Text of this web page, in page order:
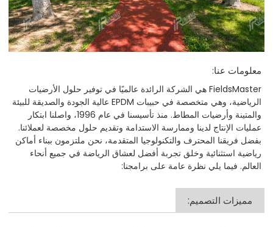
معلومات عنا:
FieldsMaster هي الشركة الرائدة عالميًا في توفير حلول الأرضيات
الرياضية، وهي متخصصة في حبيبات EPDM عالية الجودة والصديقة للبيئة
والمتينة وأرضيات المطاط. منذ تأسيسنا في عام 1996، واصلنا ابتكار
عمليات الإنتاج لدينا وممارسة الاستدامة وتقديم حلول مخصصة لعملائنا.
بفضل فريقنا المحترف والتكنولوجيا المتقدمة، نحن ملتزمون ببناء أماكن
رياضية استثنائية وخلق تجربة أفضل لعشاق الرياضة في جميع أنحاء
العالم. فيما يلي نظرة عامة على برامجنا:
مميزات التصميم: